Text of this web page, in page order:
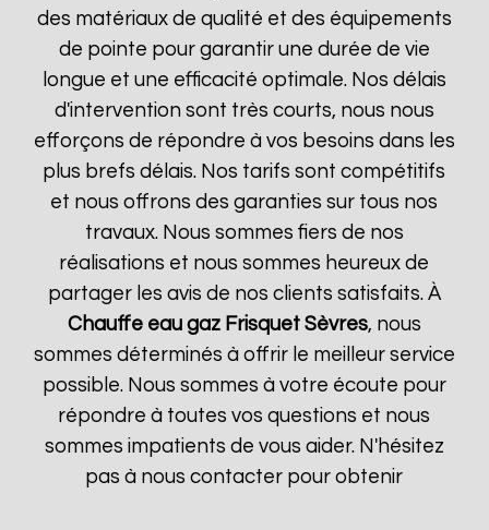
des matériaux de qualité et des équipements
de pointe pour garantir une durée de vie
longue et une efficacité optimale. Nos délais
d'intervention sont très courts, nous nous
efforçons de répondre à vos besoins dans les
plus brefs délais. Nos tarifs sont compétitifs
et nous offrons des garanties sur tous nos
travaux. Nous sommes fiers de nos
réalisations et nous sommes heureux de
partager les avis de nos clients satisfaits. À
Chauffe eau gaz Frisquet Sèvres, nous
sommes déterminés à offrir le meilleur service
possible. Nous sommes à votre écoute pour
répondre à toutes vos questions et nous
sommes impatients de vous aider. N'hésitez
pas à nous contacter pour obtenir